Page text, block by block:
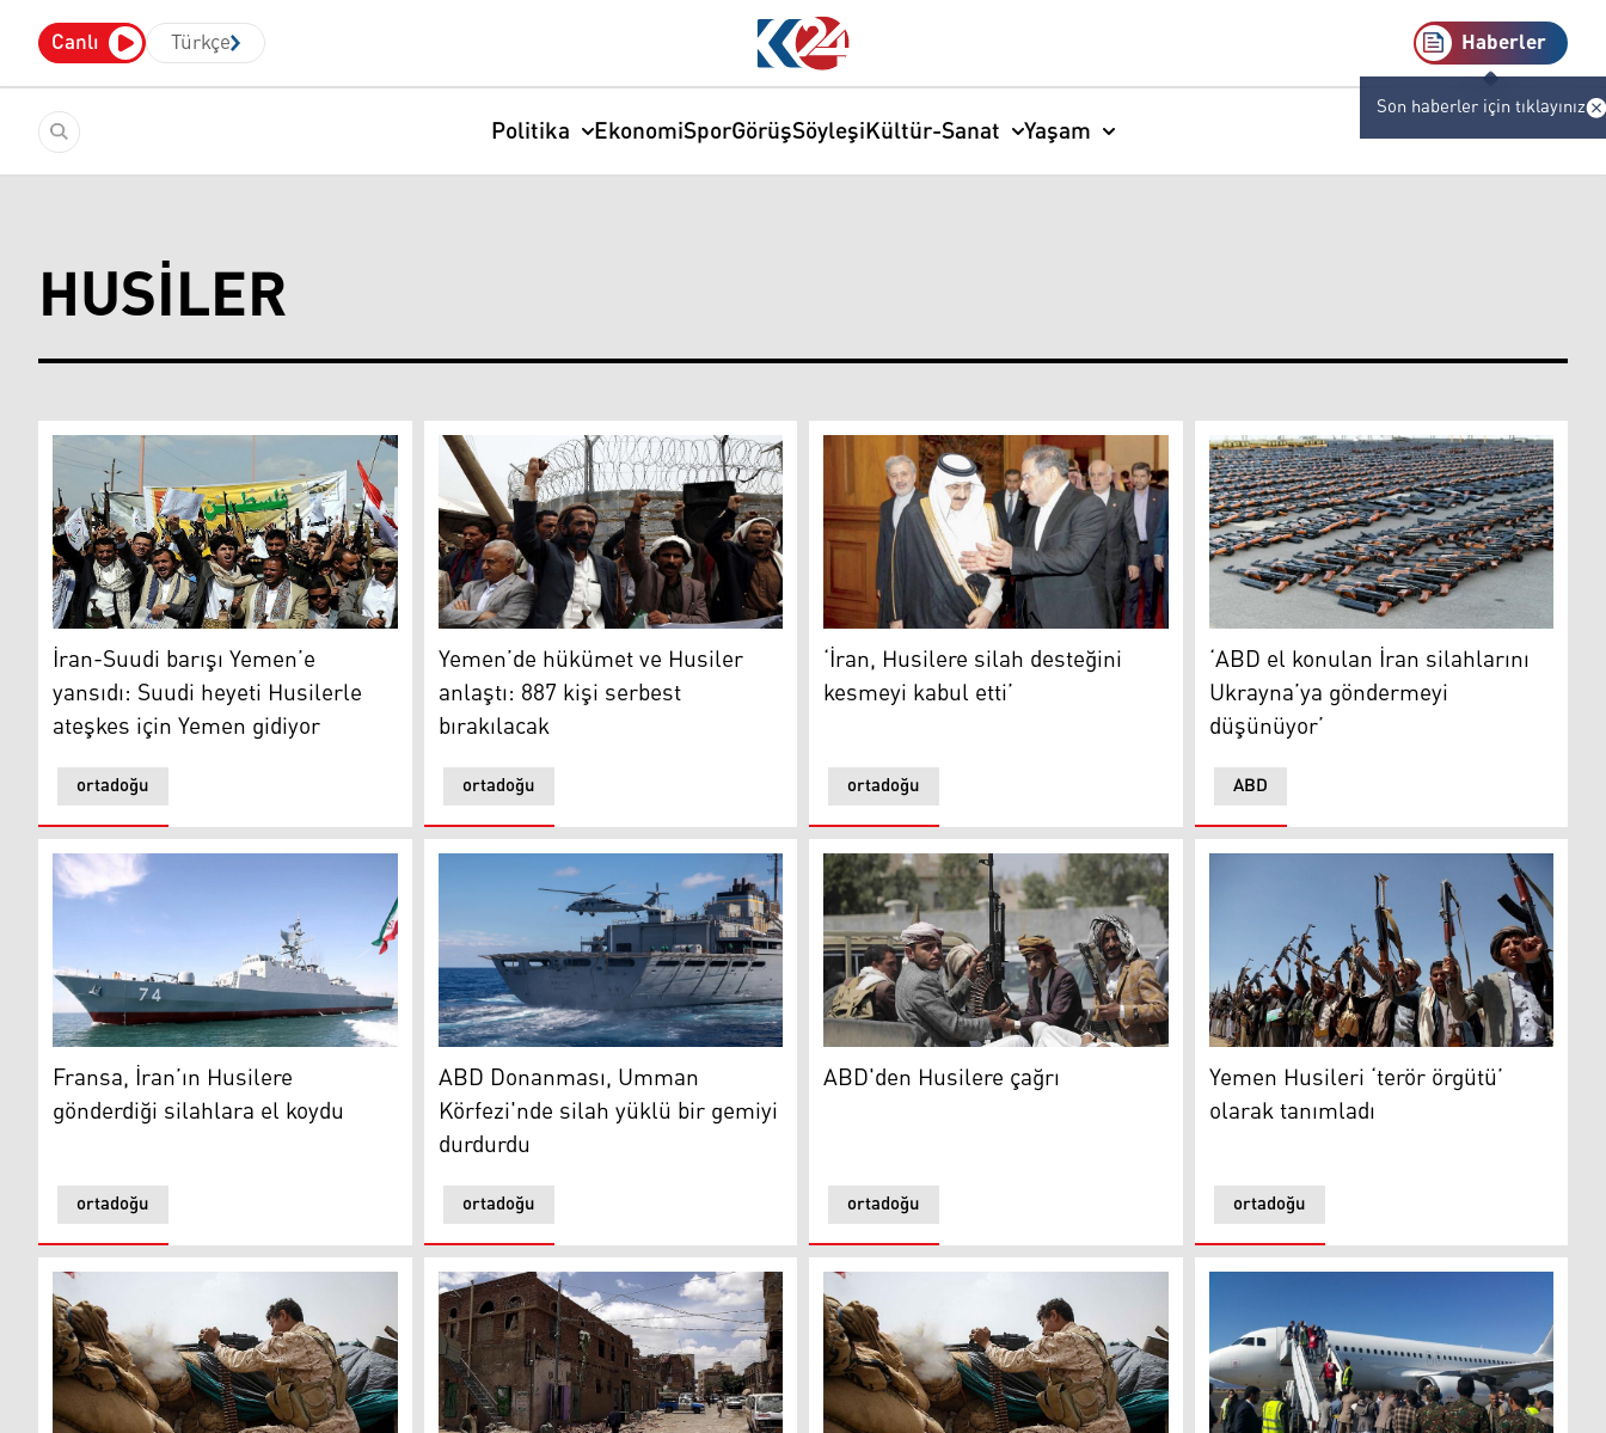
Canlı Türkçe Haberler
Son haberler için tıklayınız
Politika EkonomiSporGörüşSöyleşiKültür-Sanat Yaşam
HUSILER
İran-Suudi barışı Yemen’e yansıdı: Suudi heyeti Husilerle ateşkes için Yemen gidiyor
ortadoğu
İran-Suudi barışı Yemen’e
yansıdı: Suudi heyeti Husilerle
ateşkes için Yemen gidiyor
Yemen
ortadoğu
Yemen’de hükümet ve Husiler
anlaştı: 887 kişi serbest
bırakılacak
‘İran, Husilere silah desteğini kesmeyi kabul etti’
ortadoğu
‘İran, Husilere silah desteğini
kesmeyi kabul etti’
ABD Donanması'nın ele geçirdiği silahlar
ABD
‘ABD el konulan İran silahlarını
Ukrayna’ya göndermeyi
düşünüyor’
Fransa, İran’ın Husilere gönderdiği silahlara el koydu
ortadoğu
Fransa, İran’ın Husilere
gönderdiği silahlara el koydu
ABD Donanması, Umman Körfezi'nde silah yüklü bir gemiyi durdurdu
ortadoğu
ABD Donanması, Umman
Körfezi'nde silah yüklü bir gemiyi
durdurdu
Husiler
ortadoğu
ABD'den Husilere çağrı Yemen Husileri ‘terör örgütü’ olarak
ortadoğu
Yemen Husileri ‘terör örgütü’
olarak tanımladı